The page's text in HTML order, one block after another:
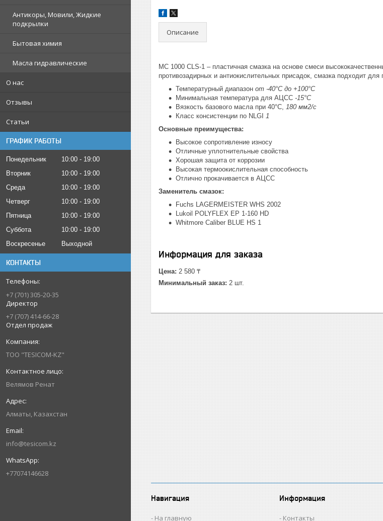
Антикоры, Мовили, Жидкие
подкрылки
Бытовая химия
Масла гидравлические
О нас
Отзывы
Статьи
ГРАФИК РАБОТЫ
Понедельник 10:00
19:00
Вторник
10:00
19:00
Среда
10:00
19:00
Четверг
10:00
19:00
Пятница
10:00
19:00
Суббота
10:00
19:00
Воскресенье
Выходной
КОНТАКТЫ
+7 (701) 305-20-35
Директор
+7 (707) 414-66-28
Отдел продаж
ТОО "TESICOM-KZ"
Велямов Ренат
Алматы, Казахстан
info@tesicom.kz
+77074146628
Описание
МС 1000 CLS-1 – пластичная смазка на основе смеси
противозадирных и антиокислительных присадок, смазка подходит
Температурный диапазон от -40°C до +100°C
Минимальная температура для АЦСС -15°C
Вязкость базового масла при 40°C, 180 мм2/с
Класс консистенции по NLGI 1
Основные преимущества:
Высокое сопротивление износу
Отличные уплотнительные свойства
Хорошая защита от коррозии
Высокая термоокислительная способность
Отлично прокачивается в АЦСС
Заменитель смазок:
Fuchs LAGERMEISTER WHS 2002
Lukoil POLYFLEX EP 1-160 HD
Whitmore Caliber BLUE HS 1
Информация для заказа
Цена: 2 580 ₸
Минимальный заказ: 2 шт.
Навигация
На главную
Информация
Контакты